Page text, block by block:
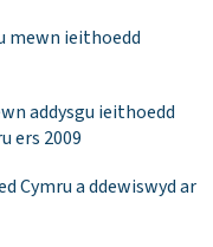
mewn ieithoedd
addysgu ieithoedd
ers 2009
Cymru a ddewiswyd ar